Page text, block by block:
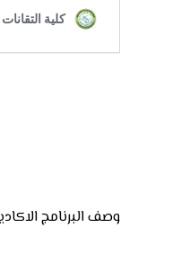
وصف البرنامج